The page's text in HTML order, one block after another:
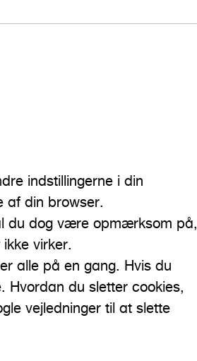
indstillingerne i din
af din browser.
du dog være opmærksom på,
virker.
alle på en gang. Hvis du
Hvordan du sletter cookies,
vejledninger til at slette